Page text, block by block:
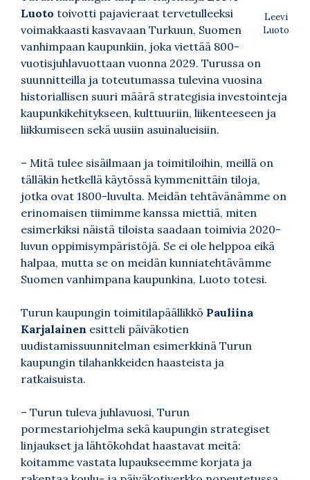
Leevi
Luoto
Luoto toivotti pajavieraat tervetulleeksi
voimakkaasti kasvavaan Turkuun, Suomen
vanhimpaan kaupunkiin, joka viettää 800-
vuotisjuhlavuottaan vuonna 2029. Turussa on
suunnitteilla ja toteutumassa tulevina vuosina
historiallisen suuri määrä strategisia investointeja
kaupunkikehitykseen, kulttuuriin, liikenteeseen ja
liikkumiseen sekä uusiin asuinalueisiin.
– Mitä tulee sisäilmaan ja toimitiloihin, meillä on
tälläkin hetkellä käytössä kymmenittäin tiloja,
jotka ovat 1800-luvulta. Meidän tehtävänämme on
erinomaisen tiimimme kanssa miettiä, miten
esimerkiksi näistä tiloista saadaan toimivia 2020-
luvun oppimisympäristöjä. Se ei ole helppoa eikä
halpaa, mutta se on meidän kunniatehtävämme
Suomen vanhimpana kaupunkina, Luoto totesi.
Turun kaupungin toimitilapäällikkö Pauliina
Karjalainen esitteli päiväkotien
uudistamissuunnitelman esimerkkinä Turun
kaupungin tilahankkeiden haasteista ja
ratkaisuista.
– Turun tuleva juhlavuosi, Turun
pormestariohjelma sekä kaupungin strategiset
linjaukset ja lähtökohdat haastavat meitä:
koitamme vastata lupaukseemme korjata ja